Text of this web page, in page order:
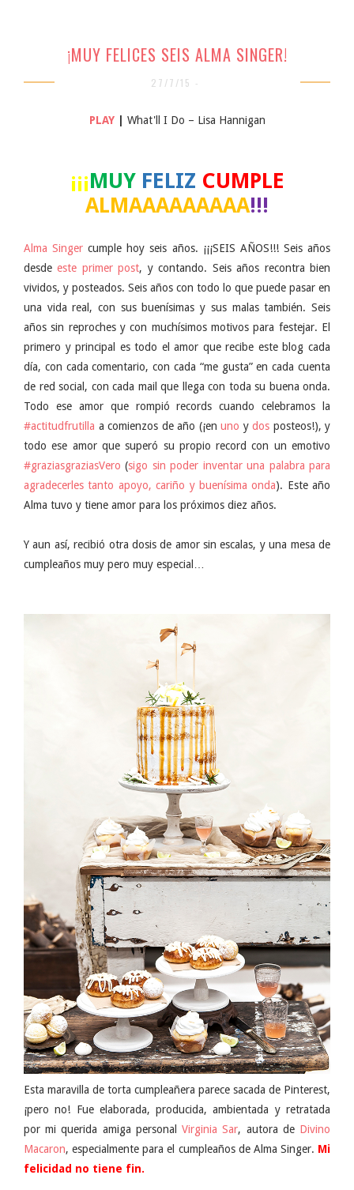
¡MUY FELICES SEIS ALMA SINGER!
27/7/15 -
PLAY| What'll I Do – Lisa Hannigan
¡¡¡MUY FELIZ CUMPLE
ALMAAAAAAAAA!!!
Alma Singer cumple hoy seis años. ¡¡¡SEIS AÑOS!!! Seis años
desdeeste primer post, y contando. Seis años recontra bien
vividos, y posteados. Seis años con todo lo que puede pasar en
una vida real, con sus buenísimas y sus malas también. Seis
años sin reproches y con muchísimos motivos para festejar. El
primero y principal es todo el amor que recibe este blog cada
día, con cada comentario, con cada “me gusta” en cada cuenta
de red social, con cada mail que llega con toda su buena onda.
Todo ese amor que rompió records cuando celebramos la
#actitudfrutilla a comienzos de año (¡en uno y dos posteos!), y
todo ese amor que superó su propio record con un emotivo
#graziasgraziasVero (sigo sin poder inventar una palabra para
agradecerles tanto apoyo, cariño y buenísima onda). Este año
Alma tuvo y tiene amor para los próximos diez años.
Y aun así, recibió otra dosis de amor sin escalas, y una mesa de
cumpleaños muy pero muy especial…
Esta maravilla de torta cumpleañera parece sacada de Pinterest,
¡pero no! Fue elaborada, producida, ambientada y retratada
por mi querida amiga personalVirginia Sar, autora de Divino
Macaron, especialmente para el cumpleaños de Alma Singer. Mi
felicidad no tiene fin.